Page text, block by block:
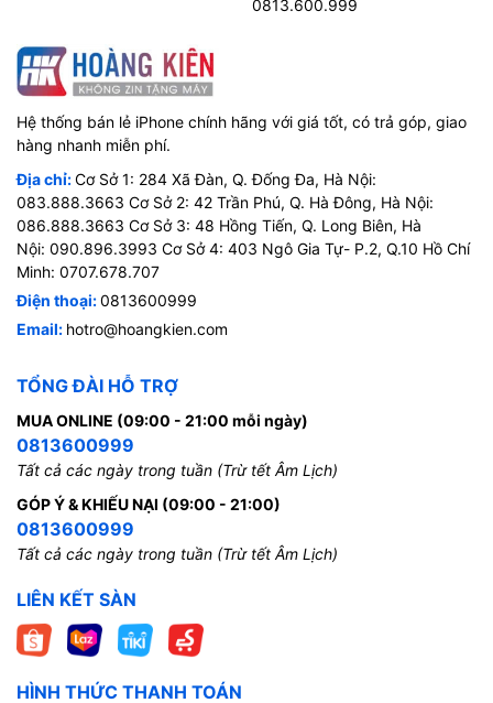
0813.600.999
Hệ thống bán lẻ iPhone chính hãng với giá tốt, có trả góp, giao
hàng nhanh miễn phí.
Địa chỉ:Cơ Sở 1: 284 Xã Đàn, Q. Đống Đa, Hà Nội:
083.888.3663 Cơ Sở 2: 42 Trần Phú, Q. Hà Đông, Hà Nội:
086.888.3663 Cơ Sở 3: 48 Hồng Tiến, Q. Long Biên, Hà
Nội: 090.896.3993 Cơ Sở 4: 403 Ngô Gia Tự- P.2, Q.10 Hồ Chí
Minh: 0707.678.707
Điện thoại:0813600999
Email: hotro@hoangkien.com
TỔNG ĐÀI HỖ TRỢ
MUA ONLINE (09:00 - 21:00 mỗi ngày)
0813600999
Tất cả các ngày trong tuần (Trừ tết Âm Lịch)
GÓP Ý & KHIẾU NẠI (09:00 - 21:00)
0813600999
Tất cả các ngày trong tuần (Trừ tết Âm Lịch)
LIÊN KẾT SÀN
HÌNH THỨC THANH TOÁN